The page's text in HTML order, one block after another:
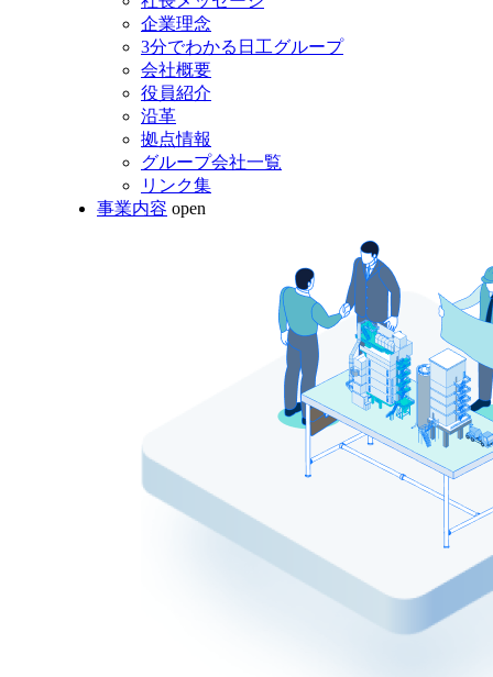
企業理念
3分でわかる日工グループ
会社概要
役員紹介
沿革
拠点情報
グループ会社一覧
リンク集
事業内容 open